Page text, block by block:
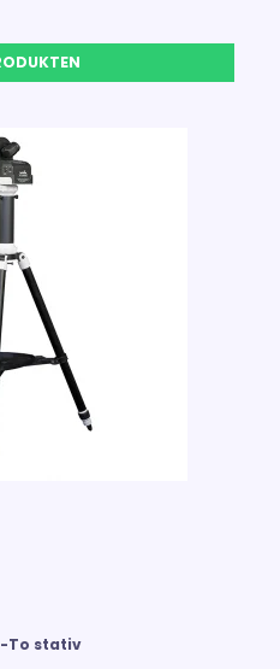
To stativ